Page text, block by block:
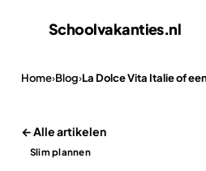
Schoolvakanties.nl
Home›Blog›La Dolce Vita Italie of
← Alle artikelen
Slim plannen